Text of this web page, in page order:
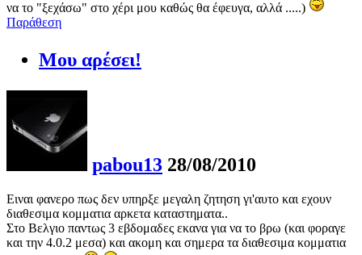
να το "ξεχάσω" στο χέρι μου καθώς θα έφευγα, αλλά .....)
Παράθεση
Μου αρέσει!
pabou13 28/08/2010
Ειναι φανερο πως δεν υπηρξε μεγαλη ζητηση γι'αυτο και εχουν
διαθεσιμα κομματια αρκετα καταστηματα..
Στο Βελγιο παντως 3 εβδομαδες εκανα για να το βρω (και φοραγε
και την 4.0.2 μεσα) και ακομη και σημερα τα διαθεσιμα κομματια